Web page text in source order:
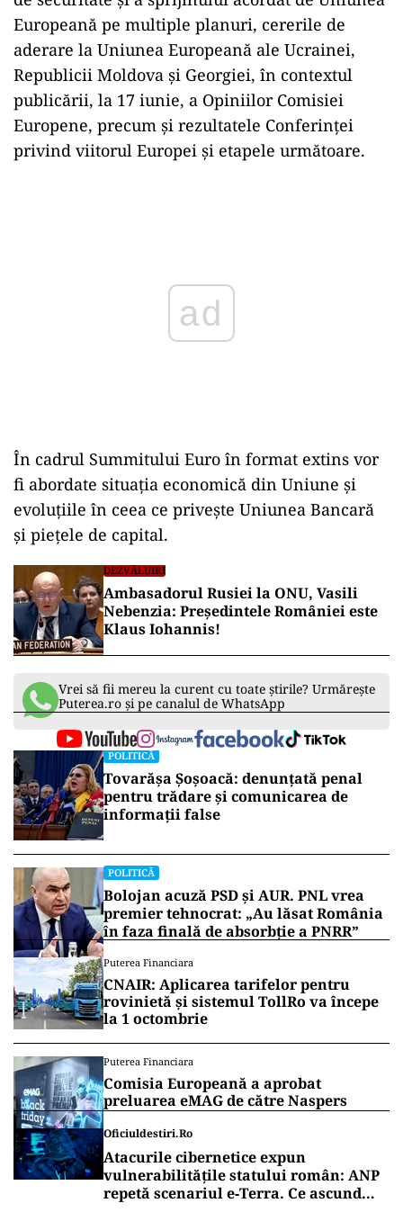
Europeană pe multiple planuri, cererile de
aderare la Uniunea Europeană ale Ucrainei,
Republicii Moldova şi Georgiei, în contextul
publicării, la 17 iunie, a Opiniilor Comisiei
Europene, precum şi rezultatele Conferinţei
privind viitorul Europei şi etapele următoare.
În cadrul Summitului Euro în format extins vor
fi abordate situaţia economică din Uniune şi
evoluţiile în ceea ce priveşte Uniunea Bancară
şi pieţele de capital.
DEZVĂLUIRI
Ambasadorul Rusiei la ONU, Vasili
Nebenzia: Președintele României este
Klaus Iohannis!
Vrei să fii mereu la curent cu toate știrile? Urmărește
Puterea.ro și pe canalul de WhatsApp
POLITICĂ
Tovarășa Șoșoacă: denunțată penal
pentru trădare și comunicarea de
informații false
POLITICĂ
Bolojan acuză PSD și AUR. PNL vrea
premier tehnocrat: „Au lăsat România
în faza finală de absorbţie a PNRR”
Puterea Financiara
CNAIR: Aplicarea tarifelor pentru
rovinietă și sistemul TollRo va începe
la 1 octombrie
Puterea Financiara
Comisia Europeană a aprobat
preluarea eMAG de către Naspers
Oficiuldestiri.ro
Atacurile cibernetice expun
vulnerabilitățile statului român: ANP
repetă scenariul e‑Terra. Ce ascund